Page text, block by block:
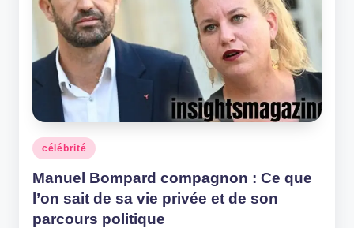
Posted
in
célébrité
Manuel Bompard compagnon : Ce que
l’on sait de sa vie privée et de son
parcours politique